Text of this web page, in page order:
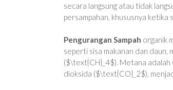
secara langsung atau tidak
persampahan, khususnya ketika
Pengurangan Sampah organik
seperti sisa makanan dan daun,
($\text{CH}_4$). Metana adalah
dioksida ($\text{CO}_2$),